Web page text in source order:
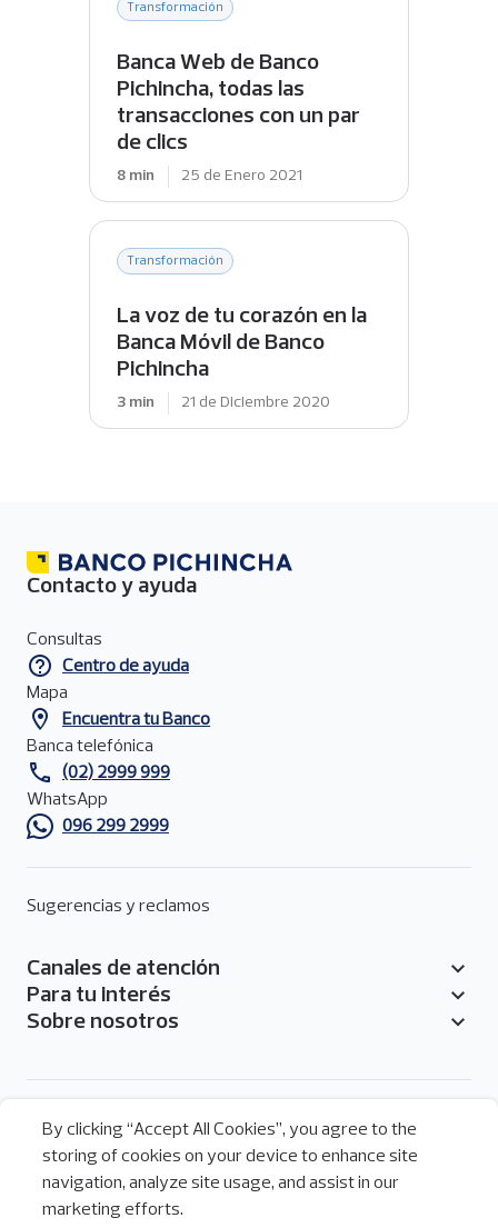
Banca Web de Banco
Pichincha, todas las
transacciones con un par
de clics
Transformación
8 min 25 de Enero 2021
La voz de tu corazón en la
Banca Móvil de Banco
Pichincha
Transformación
3 min 21 de Diciembre 2020
contacto
del
pie
de
página
Contacto y ayuda
Centro de ayuda
Consultas
Encuentra tu Banco
Mapa
(02) 2999 999
Banca telefónica
096 299 2999
WhatsApp
Sugerencias y reclamos
Pie
de
página
Canales de atención
Para tu interés
Sobre nosotros
Menú
de
redes
sociales
del
Legal
Política de cookies
By clicking “Accept All Cookies”, you agree to the
storing of cookies on your device to enhance site
navigation, analyze site usage, and assist in our
marketing efforts.